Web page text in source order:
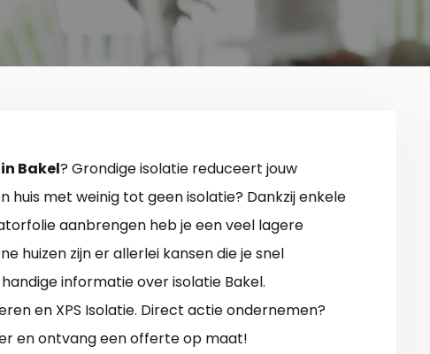
Bakel? Grondige isolatie reduceert jouw
huis met weinig tot geen isolatie? Dankzij enkele
aanbrengen heb je een veel lagere
huizen zijn er allerlei kansen die je snel
informatie over isolatie Bakel.
en XPS Isolatie. Direct actie ondernemen?
en ontvang een offerte op maat!